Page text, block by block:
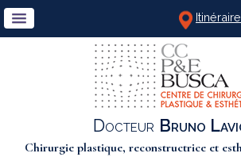
Itinéraire
Docteur Bruno
Chirurgie plastique, reconstructrice et